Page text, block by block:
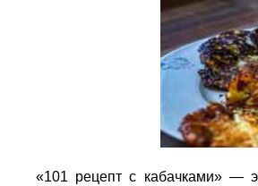
«101 рецепт с кабачками» —